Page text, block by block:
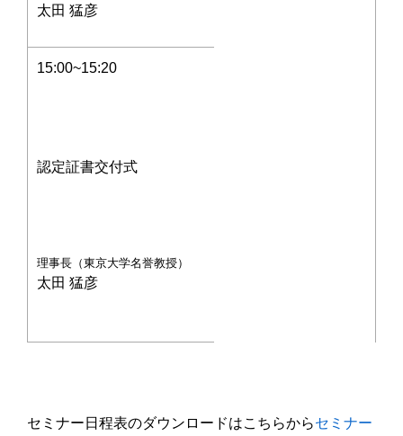
太田 猛彦
15:00~15:20
認定証書交付式
理事長（東京大学名誉教授）
太田 猛彦
セミナー日程表のダウンロードはこちらからセミナー